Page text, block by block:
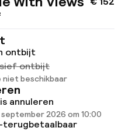
Terras
ontbijt
ontbijt
niet beschikbaar
annuleren
2026 om 10:00